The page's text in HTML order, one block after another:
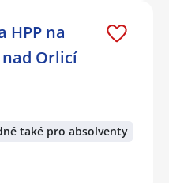
HPP na
Orlicí
také pro absolventy